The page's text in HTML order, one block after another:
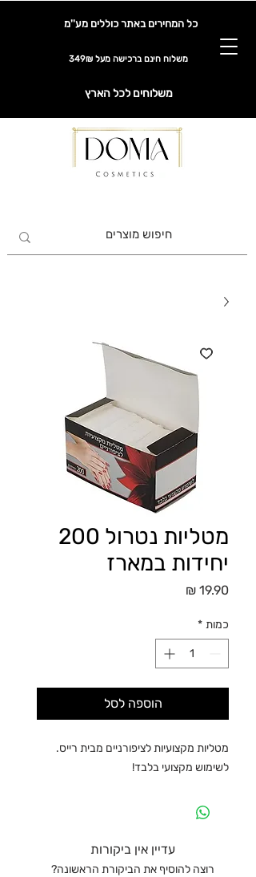
כל המחירים באתר כוללים מע''מ
משלוח חינם ברכישה מעל 349₪
משלוחים לכל הארץ
מטליות נטרול 200
יחידות במארז
כמות *
הוספה לסל
מטליות מקצועיות לציפורניים מבית רייס.
לשימוש מקצועי בלבד!
עדיין אין ביקורות
רוצה להוסיף את הביקורת הראשונה?